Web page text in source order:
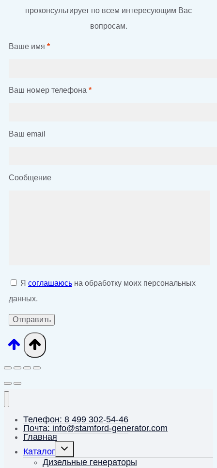
проконсультирует по всем интересующим Вас
вопросам.
Ваше имя *
Ваш номер телефона *
Ваш email
Сообщение
Я соглашаюсь на обработку моих персональных
данных.
Телефон: 8 499 302-54-46
Почта: info@stamford-generator.com
Главная
Каталог
Переключить
дочернее
меню
Дизельные генераторы